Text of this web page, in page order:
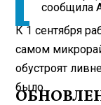
сообщила
К 1 сентября
самом
обустроят
было.